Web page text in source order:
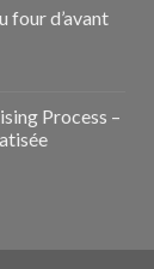
four d’avant
Process –